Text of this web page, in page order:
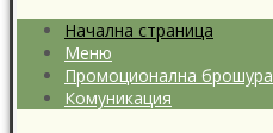
Начална страница
Меню
Промоционална брошура
Комуникация